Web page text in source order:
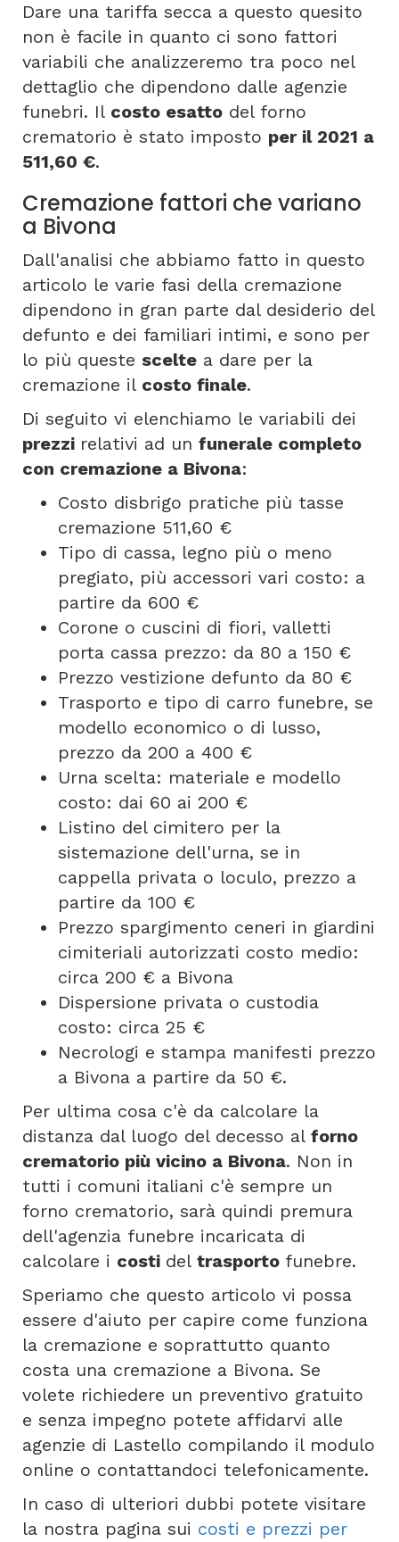
Dare una tariffa secca a questo quesito
non è facile in quanto ci sono fattori
variabili che analizzeremo tra poco nel
dettaglio che dipendono dalle agenzie
funebri. Il costo esatto del forno
crematorio è stato imposto per il 2021 a
511,60 €.
Cremazione fattori che variano
a Bivona
Dall'analisi che abbiamo fatto in questo
articolo le varie fasi della cremazione
dipendono in gran parte dal desiderio del
defunto e dei familiari intimi, e sono per
lo più queste scelte a dare per la
cremazione il costo finale.
Di seguito vi elenchiamo le variabili dei
prezzi relativi ad un funerale completo
con cremazione a Bivona:
Costo disbrigo pratiche più tasse
cremazione 511,60 €
Tipo di cassa, legno più o meno
pregiato, più accessori vari costo: a
partire da 600 €
Corone o cuscini di fiori, valletti
porta cassa prezzo: da 80 a 150 €
Prezzo vestizione defunto da 80 €
Trasporto e tipo di carro funebre, se
modello economico o di lusso,
prezzo da 200 a 400 €
Urna scelta: materiale e modello
costo: dai 60 ai 200 €
Listino del cimitero per la
sistemazione dell'urna, se in
cappella privata o loculo, prezzo a
partire da 100 €
Prezzo spargimento ceneri in giardini
cimiteriali autorizzati costo medio:
circa 200 € a Bivona
Dispersione privata o custodia
costo: circa 25 €
Necrologi e stampa manifesti prezzo
a Bivona a partire da 50 €.
Per ultima cosa c'è da calcolare la
distanza dal luogo del decesso al forno
crematorio più vicino a Bivona. Non in
tutti i comuni italiani c'è sempre un
forno crematorio, sarà quindi premura
dell'agenzia funebre incaricata di
calcolare i costi del trasporto funebre.
Speriamo che questo articolo vi possa
essere d'aiuto per capire come funziona
la cremazione e soprattutto quanto
costa una cremazione a Bivona. Se
volete richiedere un preventivo gratuito
e senza impegno potete affidarvi alle
agenzie di Lastello compilando il modulo
online o contattandoci telefonicamente.
In caso di ulteriori dubbi potete visitare
la nostra pagina sui costi e prezzi per